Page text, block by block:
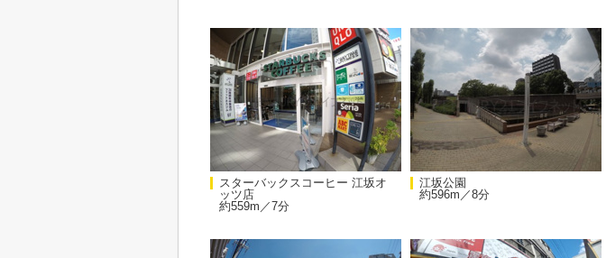
スターバックスコーヒー 江坂オ
ッツ店
約559m／7分
江坂公園
約596m／8分